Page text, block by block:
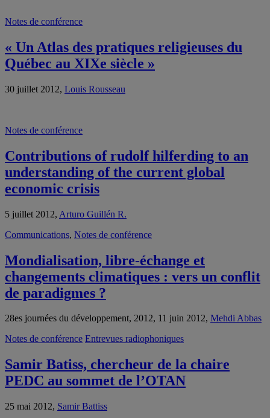
Notes de conférence
« Un Atlas des pratiques religieuses du
Québec au XIXe siècle »
30 juillet 2012, Louis Rousseau
Notes de conférence
Contributions of rudolf hilferding to an
understanding of the current global
economic crisis
5 juillet 2012, Arturo Guillén R.
Communications, Notes de conférence
Mondialisation, libre-échange et
changements climatiques : vers un conflit
de paradigmes ?
28es journées du développement, 2012, 11 juin 2012, Mehdi Abbas
Notes de conférence Entrevues radiophoniques
Samir Batiss, chercheur de la chaire
PEDC au sommet de l’OTAN
25 mai 2012, Samir Battiss